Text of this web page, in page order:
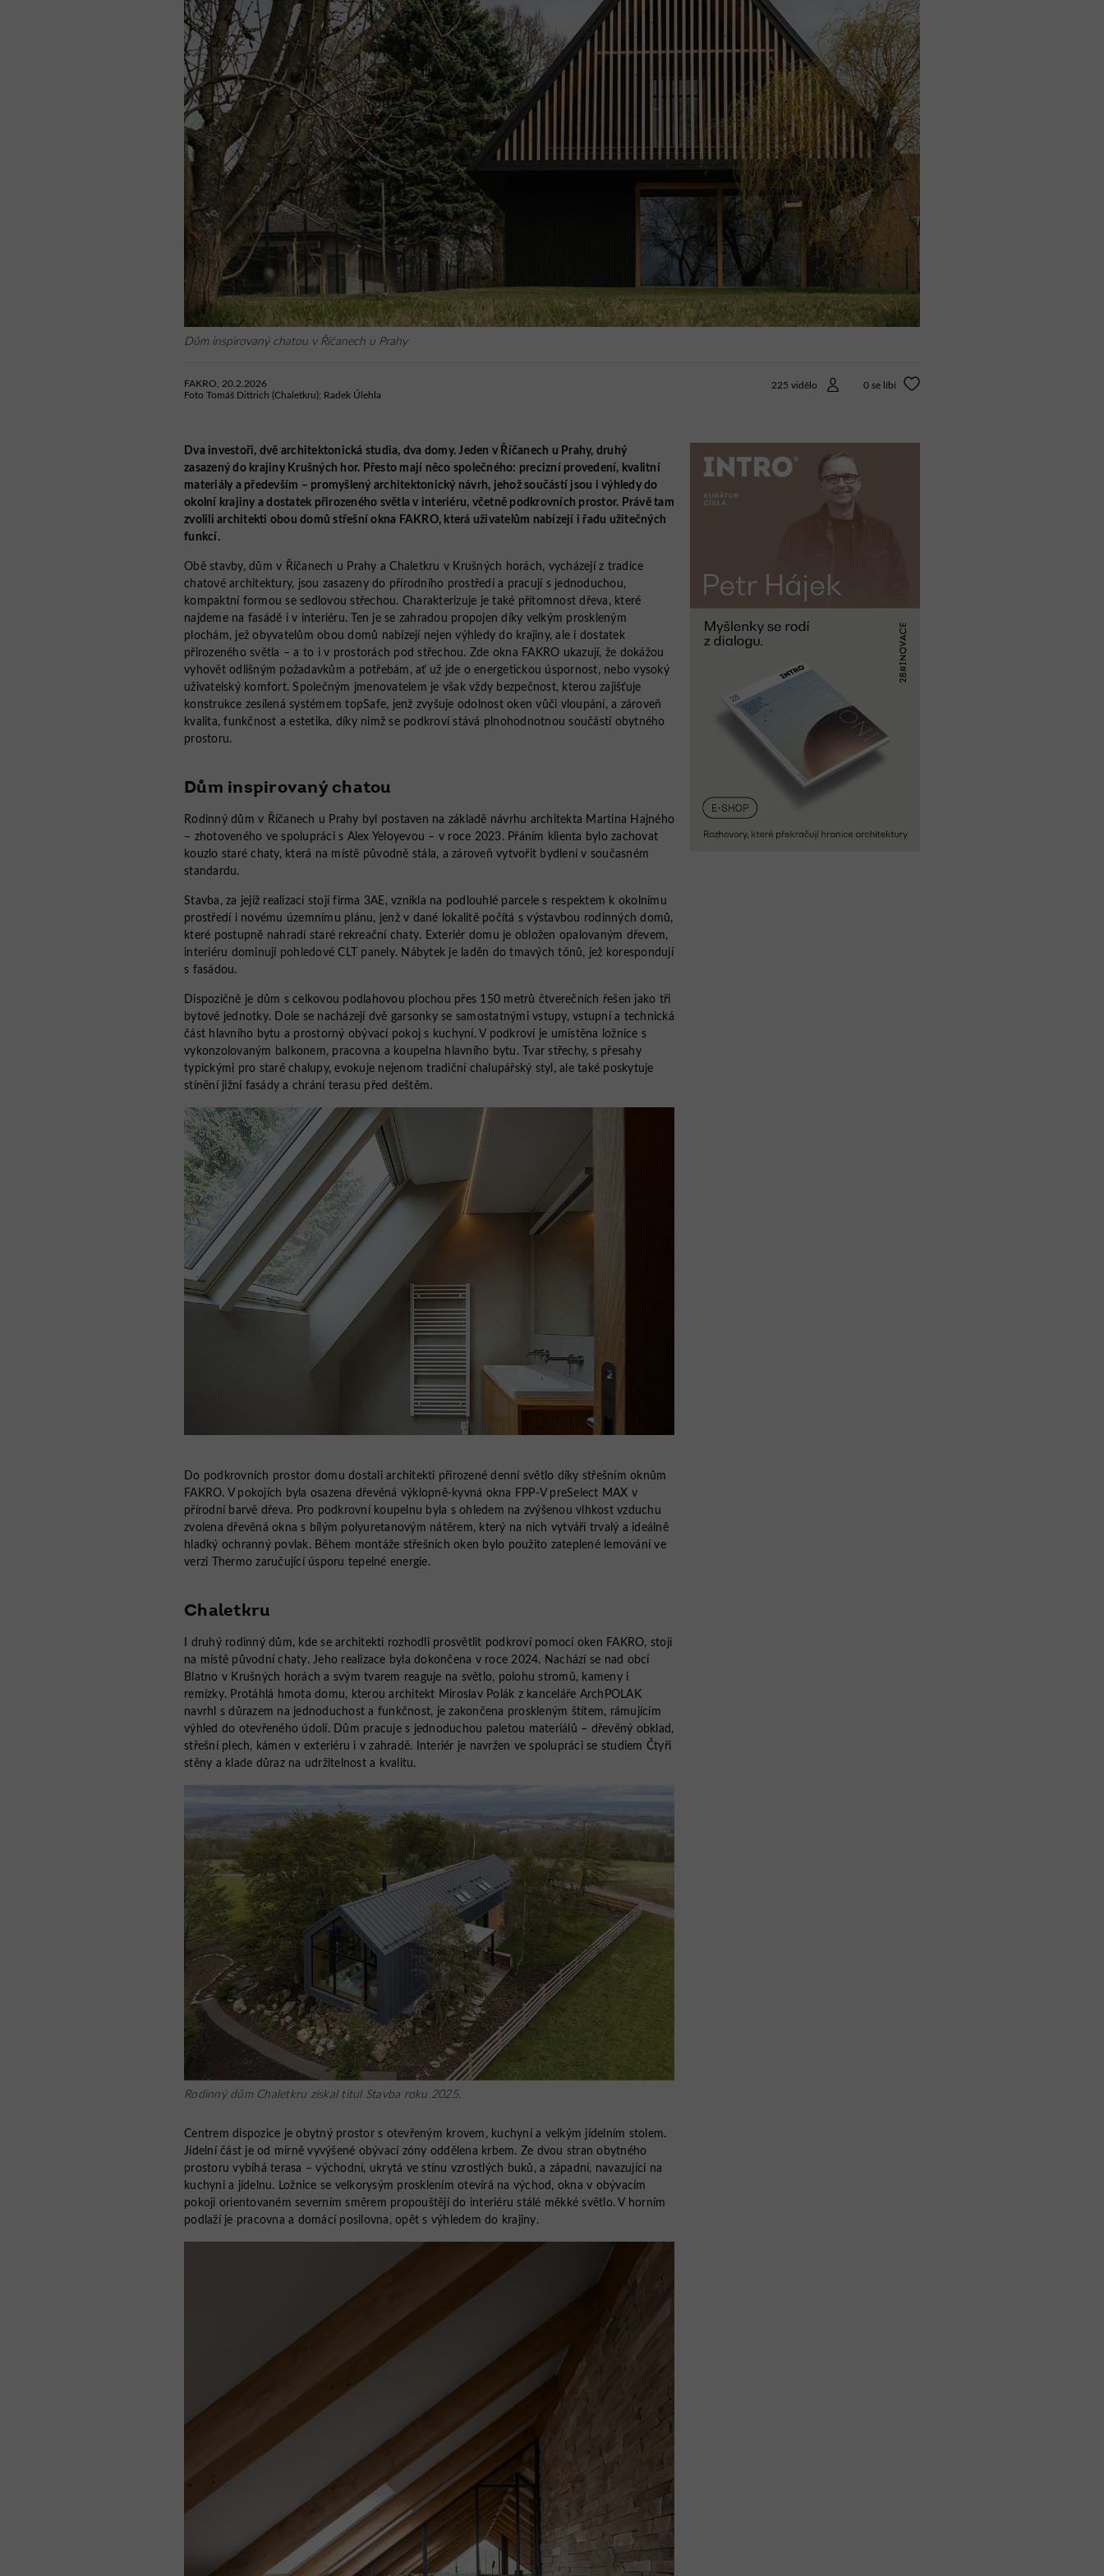
Dům inspirovaný chatou v Říčanech u Prahy
FAKRO, 20.2.2026
Foto Tomáš Dittrich (Chaletkru); Radek Úlehla
225 vidělo 0se líbí
Dva investoři, dvě architektonická studia, dva domy. Jeden v Říčanech u Prahy, druhý
zasazený do krajiny Krušných hor. Přesto mají něco společného: precizní provedení, kvalitní
materiály a především – promyšlený architektonický návrh, jehož součástí jsou i výhledy do
okolní krajiny a dostatek přirozeného světla v interiéru, včetně podkrovních prostor. Právě tam
zvolili architekti obou domů střešní okna FAKRO, která uživatelům nabízejí i řadu užitečných
funkcí.
Obě stavby, dům v Říčanech u Prahy a Chaletkru v Krušných horách, vycházejí z tradice
chatové architektury, jsou zasazeny do přírodního prostředí a pracují s jednoduchou,
kompaktní formou se sedlovou střechou. Charakterizuje je také přítomnost dřeva, které
najdeme na fasádě i v interiéru. Ten je se zahradou propojen díky velkým proskleným
plochám, jež obyvatelům obou domů nabízejí nejen výhledy do krajiny, ale i dostatek
přirozeného světla – a to i v prostorách pod střechou. Zde okna FAKRO ukazují, že dokážou
vyhovět odlišným požadavkům a potřebám, ať už jde o energetickou úspornost, nebo vysoký
uživatelský komfort. Společným jmenovatelem je však vždy bezpečnost, kterou zajišťuje
konstrukce zesílená systémem topSafe, jenž zvyšuje odolnost oken vůči vloupání, a zároveň
kvalita, funkčnost a estetika, díky nimž se podkroví stává plnohodnotnou součástí obytného
prostoru.
Dům inspirovaný chatou
Rodinný dům v Říčanech u Prahy byl postaven na základě návrhu architekta Martina Hajného
– zhotoveného ve spolupráci s Alex Yeloyevou – v roce 2023. Přáním klienta bylo zachovat
kouzlo staré chaty, která na místě původně stála, a zároveň vytvořit bydlení v současném
standardu.
Stavba, za jejíž realizací stojí firma 3AE, vznikla na podlouhlé parcele s respektem k okolnímu
prostředí i novému územnímu plánu, jenž v dané lokalitě počítá s výstavbou rodinných domů,
které postupně nahradí staré rekreační chaty. Exteriér domu je obložen opalovaným dřevem,
interiéru dominují pohledové CLT panely. Nábytek je laděn do tmavých tónů, jež korespondují
s fasádou.
Dispozičně je dům s celkovou podlahovou plochou přes 150 metrů čtverečních řešen jako tři
bytové jednotky. Dole se nacházejí dvě garsonky se samostatnými vstupy, vstupní a technická
část hlavního bytu a prostorný obývací pokoj s kuchyní. V podkroví je umístěna ložnice s
vykonzolovaným balkonem, pracovna a koupelna hlavního bytu. Tvar střechy, s přesahy
typickými pro staré chalupy, evokuje nejenom tradiční chalupářský styl, ale také poskytuje
stínění jižní fasády a chrání terasu před deštěm.
Do podkrovních prostor domu dostali architekti přirozené denní světlo díky střešním oknům
FAKRO. V pokojích byla osazena dřevěná výklopně-kyvná okna FPP-V preSelect MAX v
přírodní barvě dřeva. Pro podkrovní koupelnu byla s ohledem na zvýšenou vlhkost vzduchu
zvolena dřevěná okna s bílým polyuretanovým nátěrem, který na nich vytváří trvalý a ideálně
hladký ochranný povlak. Během montáže střešních oken bylo použito zateplené lemování ve
verzi Thermo zaručující úsporu tepelné energie.
Chaletkru
I druhý rodinný dům, kde se architekti rozhodli prosvětlit podkroví pomocí oken FAKRO, stojí
na místě původní chaty. Jeho realizace byla dokončena v roce 2024. Nachází se nad obcí
Blatno v Krušných horách a svým tvarem reaguje na světlo, polohu stromů, kameny i
remízky. Protáhlá hmota domu, kterou architekt Miroslav Polák z kanceláře ArchPOLAK
navrhl s důrazem na jednoduchost a funkčnost, je zakončena proskleným štítem, rámujícím
výhled do otevřeného údolí. Dům pracuje s jednoduchou paletou materiálů – dřevěný obklad,
střešní plech, kámen v exteriéru i v zahradě. Interiér je navržen ve spolupráci se studiem Čtyři
stěny a klade důraz na udržitelnost a kvalitu.
Rodinný dům Chaletkru získal titul Stavba roku 2025.
Centrem dispozice je obytný prostor s otevřeným krovem, kuchyní a velkým jídelním stolem.
Jídelní část je od mírně vyvýšené obývací zóny oddělena krbem. Ze dvou stran obytného
prostoru vybíhá terasa – východní, ukrytá ve stínu vzrostlých buků, a západní, navazující na
kuchyni a jídelnu. Ložnice se velkorysým prosklením otevírá na východ, okna v obývacím
pokoji orientovaném severním směrem propouštějí do interiéru stálé měkké světlo. V horním
podlaží je pracovna a domácí posilovna, opět s výhledem do krajiny.